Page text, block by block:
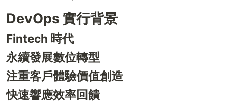
DevOps 實行背景
Fintech 時代
永續發展數位轉型
注重客戶體驗價值創造
快速響應效率回饋